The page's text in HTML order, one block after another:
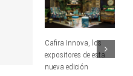
Cafira Innova, los
expositores de esta
nueva edición